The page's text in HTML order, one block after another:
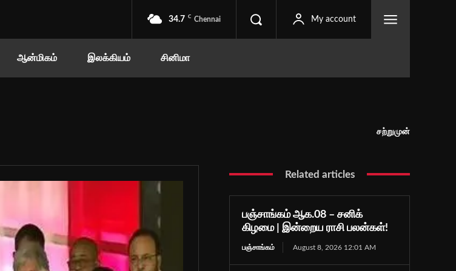
34.7 C Chennai My account
ஆன்மிகம் இலக்கியம் சினிமா
சற்றுமுன்
Related articles
பஞ்சாங்கம் ஆக.08 – சனிக்
கிழமை | இன்றைய ராசி பலன்கள்!
பஞ்சாங்கம் August 8, 2026 12:01 AM